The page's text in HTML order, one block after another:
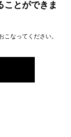
ことができま
なってください。